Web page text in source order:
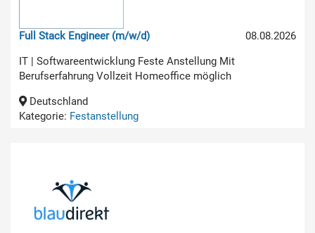
08.08.2026
Full Stack Engineer (m/w/d)
IT | Softwareentwicklung Feste Anstellung Mit
Berufserfahrung Vollzeit Homeoffice möglich
Deutschland
Kategorie: Festanstellung